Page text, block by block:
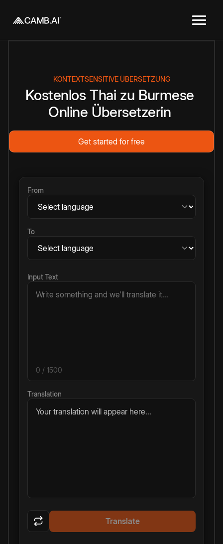
KONTEXTSENSITIVE ÜBERSETZUNG
Kostenlos Thai zu Burmese
Online Übersetzerin
Get started for free
From
To
Input Text
0 / 1500
Translation
Your translation will appear here...
Translate